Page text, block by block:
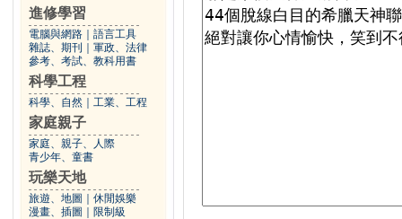
進修學習
電腦與網路
語言工具
雜誌、期刊
軍政、法律
參考、考試、教科用書
科學工程
科學、自然 工業、工程
家庭親子
家庭、親子、人際
青少年、童書
玩樂天地
旅遊、地圖
休閒娛樂
漫畫、插圖
限制級